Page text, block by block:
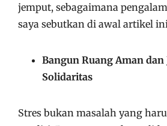
jemput, sebagaimana
saya sebutkan di awal artikel
Bangun Ruang Aman dan
Solidaritas
Stres bukan masalah yang